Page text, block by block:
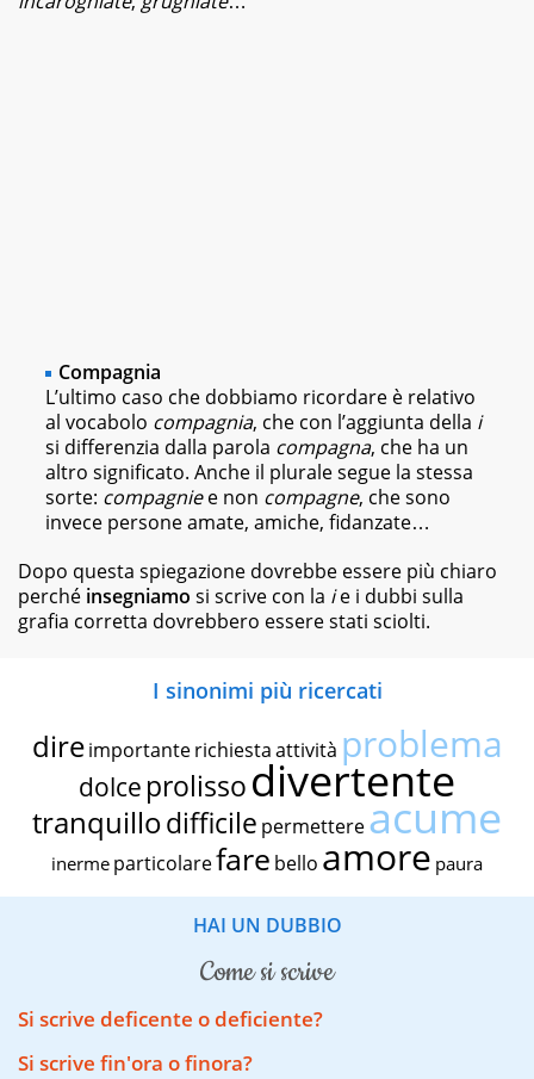
Compagnia
L’ultimo caso che dobbiamo ricordare è relativo
al vocabolo compagnia, che con l’aggiunta della i
si differenzia dalla parola compagna, che ha un
altro significato. Anche il plurale segue la stessa
sorte: compagniee non compagne, che sono
invece persone amate, amiche, fidanzate…
Dopo questa spiegazione dovrebbe essere più chiaro
perché insegniamo si scrive con la ie i dubbi sulla
grafia corretta dovrebbero essere stati sciolti.
I sinonimi più ricercati
dire importante richiestaattività problema
dolce prolissodivertente
tranquillodifficile permettereacume
inerme particolarefare bello amore paura
HAI UN DUBBIO
come si scrive
Si scrive deficente o deficiente?
Si scrive fin'ora o finora?